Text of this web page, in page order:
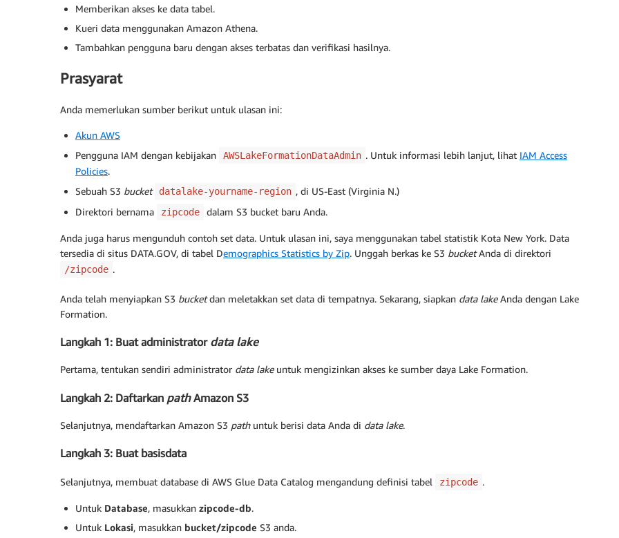
Memberikan akses ke data tabel.
Kueri data menggunakan Amazon Athena.
Tambahkan pengguna baru dengan akses terbatas dan verifikasi hasilnya.
Prasyarat
Anda memerlukan sumber berikut untuk ulasan ini:
Akun AWS
Pengguna IAM dengan kebijakan
AWSLakeFormationDataAdmin . Untuk informasi lebih lanjut, lihat IAM Access
Policies.
Sebuah S3 bucket datalake-yourname-region , di US-East (Virginia N.)
Direktori bernama
zipcode dalam S3 bucket baru Anda.
Anda juga harus mengunduh contoh set data. Untuk ulasan ini, saya menggunakan tabel statistik Kota New York. Data
tersedia di situs DATA.GOV, di tabel Demographics Statistics by Zip. Unggah berkas ke S3 bucketAnda di direktori
/zipcode .
Anda telah menyiapkan S3 bucketdan meletakkan set data di tempatnya. Sekarang, siapkan data lakeAnda dengan Lake
Formation.
Langkah 1: Buat administrator data lake
Pertama, tentukan sendiri administrator data lakeuntuk mengizinkan akses ke sumber daya Lake Formation.
Langkah 2: Daftarkan pathAmazon S3
Selanjutnya, mendaftarkan Amazon S3 pathuntuk berisi data Anda di data lake.
Langkah 3: Buat basisdata
Selanjutnya, membuat database di AWS Glue Data Catalog mengandung definisi tabel zipcode .
Untuk Database, masukkan zipcode-db.
Untuk Lokasi, masukkan bucket/zipcode S3 anda.